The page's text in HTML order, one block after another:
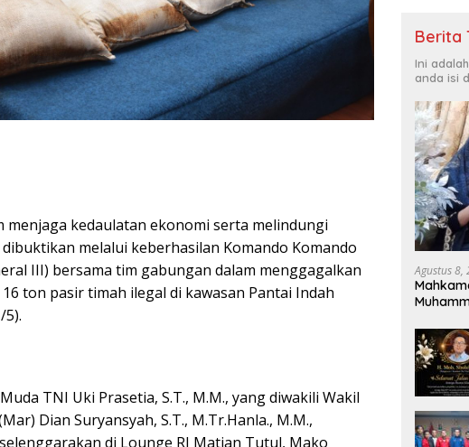
menjaga kedaulatan ekonomi serta melindungi
melalui keberhasilan Komando Komando
III) bersama tim gabungan dalam menggagalkan
ton pasir timah ilegal di kawasan Pantai Indah
5).
TNI Uki Prasetia, S.T., M.M., yang diwakili Wakil
Dian Suryansyah, S.T., M.Tr.Hanla., M.M.,
di Lounge RI Matjan Tutul, Mako
Berita
Ini
anda isi
Agustus 8,